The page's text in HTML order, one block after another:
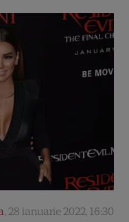
, 28 ianuarie 2022, 16:30